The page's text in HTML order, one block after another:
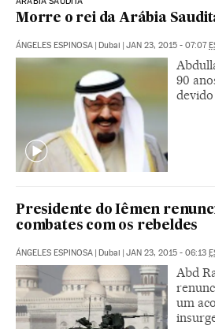
Morre o rei da Arábia
ÁNGELES ESPINOSA | Dubai | JAN 23, 2015 - 07:07
90
Presidente do Iêmen
combates com os rebeldes
ÁNGELES ESPINOSA | Dubai | JAN 23, 2015 - 06:13
Abd
um